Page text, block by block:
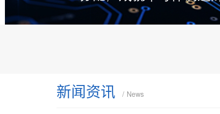
新闻资讯 News